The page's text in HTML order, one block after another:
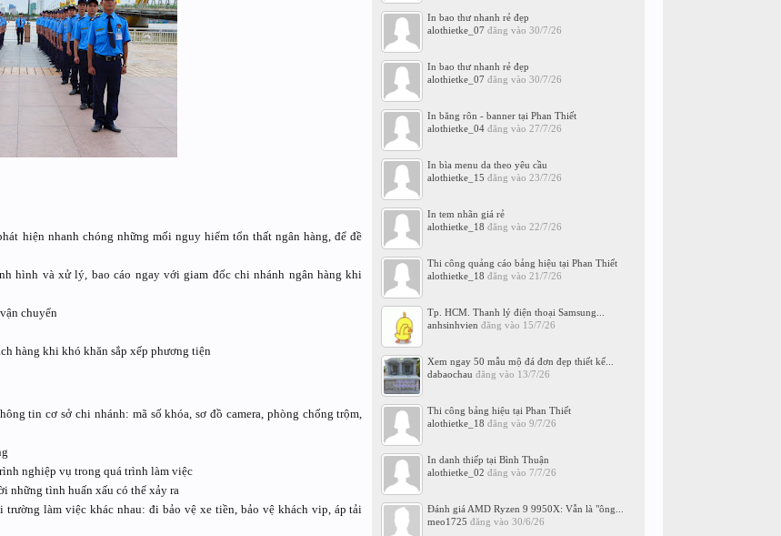
hiện nhanh chóng những mối nguy hiểm tổn thất ngân hàng, để đề
hình và xử lý, bao cáo ngay với giam đốc chi nhánh ngân hàng khi
chuyển
hàng khi khó khăn sắp xếp phương tiện
tin cơ sở chi nhánh: mã số khóa, sơ đồ camera, phòng chống trộm,
nghiệp vụ trong quá trình làm việc
những tình huấn xấu có thể xảy ra
làm việc khác nhau: đi bảo vệ xe tiền, bảo vệ khách vip, áp tải
In bao thư nhanh rẻ đẹp
alothietke_07 đăng vào 30/7/26
In bao thư nhanh rẻ đẹp
alothietke_07 đăng vào 30/7/26
In băng rôn - banner tại Phan Thiết
alothietke_04đăng vào 27/7/26
In bìa menu da theo yêu cầu
alothietke_15 đăng vào 23/7/26
In tem nhãn giá rẻ
alothietke_18 đăng vào 22/7/26
Thi công quảng cáo bảng hiệu tại Phan Thiết
alothietke_18 đăng vào 21/7/26
Tp. HCM. Thanh lý điện thoại Samsung...
anhsinhvien đăng vào 15/7/26
Xem ngay 50 mẫu mộ đá đơn đẹp thiết kế...
dabaochau đăng vào 13/7/26
Thi công bảng hiệu tại Phan Thiết
alothietke_18 đăng vào 9/7/26
In danh thiếp tại Bình Thuận
alothietke_02 đăng vào 7/7/26
Đánh giá AMD Ryzen 9 9950X: Vẫn là "ông...
meo1725 đăng vào 30/6/26